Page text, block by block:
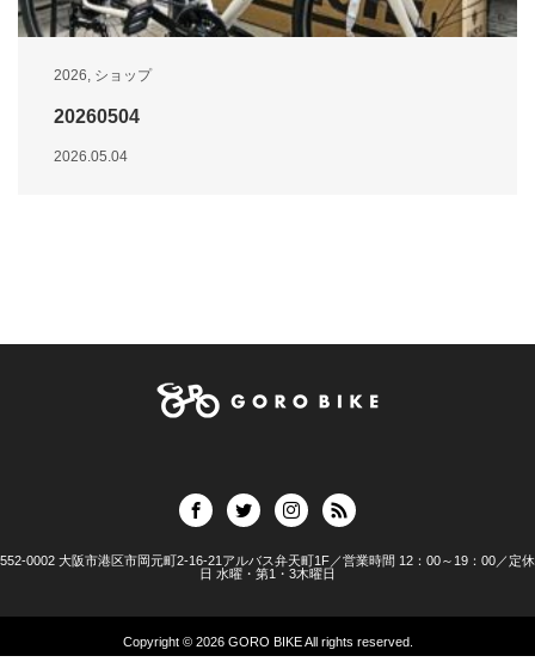
2026 ショップ
20260504
2026.05.04
552-0002 大阪市港区市岡元町2-16-21アルバス弁天町1F／営業時間 12：00～19：00／定休
日 水曜・第1・3木曜日
Copyright © 2026 GORO BIKEAll rights reserved.